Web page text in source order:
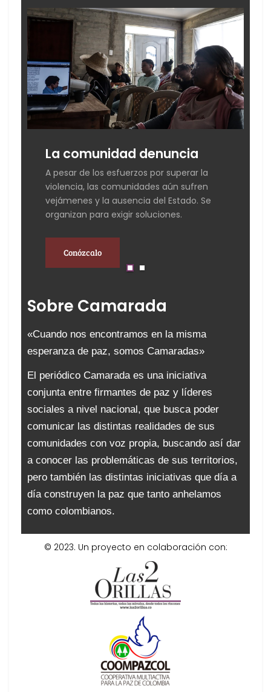
La comunidad denuncia
A pesar de los esfuerzos por superar la
violencia, las comunidades aún sufren
vejámenes y la ausencia del Estado. Se
organizan para exigir soluciones.
Conózcalo
Sobre Camarada
«Cuando nos encontramos en la misma
esperanza de paz, somos Camaradas»
El periódico Camarada es una iniciativa
conjunta entre firmantes de paz y líderes
sociales a nivel nacional, que busca poder
comunicar las distintas realidades de sus
comunidades con voz propia, buscando así dar
a conocer las problemáticas de sus territorios,
pero también las distintas iniciativas que día a
día construyen la paz que tanto anhelamos
como colombianos.
© 2023. Un proyecto en colaboración con: